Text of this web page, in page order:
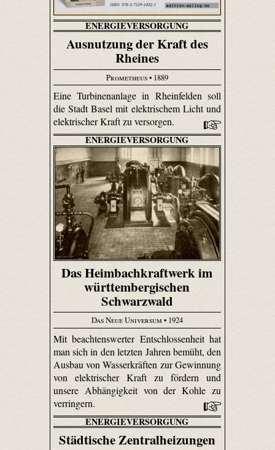
ENERGIEVERSORGUNG
Ausnutzung der Kraft des
Rheines
Prometheus• 1889
Eine Turbinenanlage in Rheinfelden soll
die Stadt Basel mit elektrischem Licht und
elektrischer Kraft zu versorgen.
ENERGIEVERSORGUNG
Das Heimbachkraftwerk im
württembergischen
Schwarzwald
Das Neue Universum• 1924
Mit beachtenswerter Entschlossenheit hat
man sich in den letzten Jahren bemüht, den
Ausbau von Wasserkräften zur Gewinnung
von elektrischer Kraft zu fördern und
unsere Abhängigkeit von der Kohle zu
verringern.
ENERGIEVERSORGUNG
Städtische Zentralheizungen